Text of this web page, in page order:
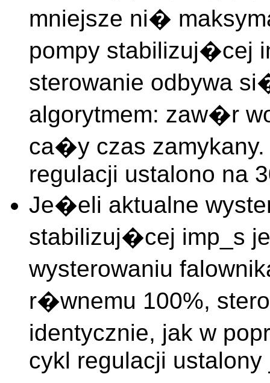
mniejsze ni�
pompy stabilizuj�cej
sterowanie odbywa
algorytmem: zaw�r
ca�y czas
regulacji ustalono na
Je�eli aktualne
stabilizuj�cej imp_s
wysterowaniu
r�wnemu 100%,
identycznie, jak w
cykl regulacji